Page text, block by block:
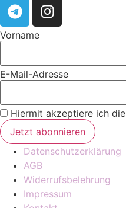
Vorname
E-Mail-Adresse
Hiermit akzeptiere ich die
Datenschutzerklärung
AGB
Widerrufsbelehrung
Impressum